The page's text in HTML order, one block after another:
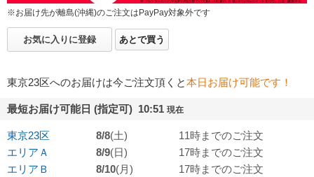
※お届け先が離島(沖縄)のご注文はPayPay対象外です
お気に入りに登録 あとで買う
東京23区へのお届けは今ご注文頂くと本日お届け可能です！
最短お届け可能日 (指定可) 10:51 現在
東京23区 8/8(土)
11時までのご注文
エリアＡ
8/9(日)
17時までのご注文
エリアＢ
8/10(月) 17時までのご注文